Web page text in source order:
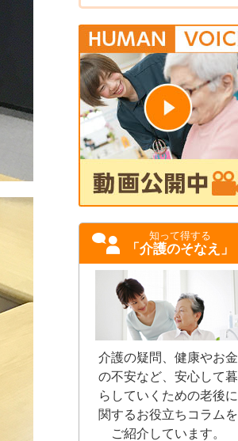
知って得する
「介護のそなえ」
介護の疑問、健康やお金
の不安など、安心して暮
らしていくための老後に
関するお役立ちコラムを
ご紹介しています。